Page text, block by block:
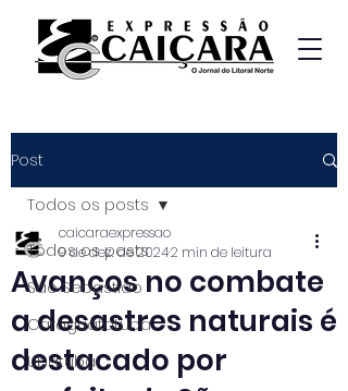
Post
Todos os posts
São Sebastião
Caraguatatuba
Ubatuba
Todos os posts
Avanços no combate
a desastres naturais é
destacado por
caicaraexpressao
9 de dez. de 20242 min de leitura